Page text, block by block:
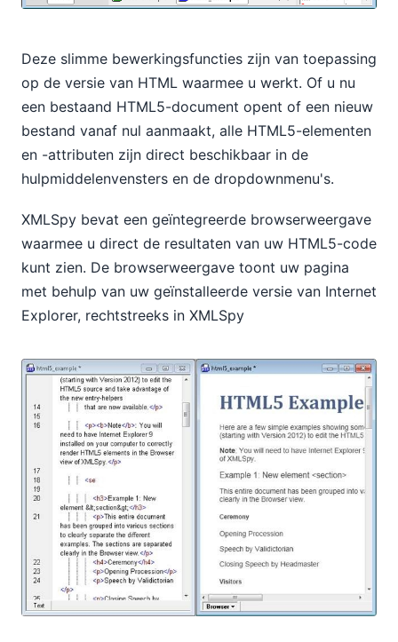
Deze slimme bewerkingsfuncties zijn van toepassing
op de versie van HTML waarmee u werkt. Of u nu
een bestaand HTML5-document opent of een nieuw
bestand vanaf nul aanmaakt, alle HTML5-elementen
en -attributen zijn direct beschikbaar in de
hulpmiddelenvensters en de dropdownmenu's.
XMLSpy bevat een geïntegreerde browserweergave
waarmee u direct de resultaten van uw HTML5-code
kunt zien. De browserweergave toont uw pagina
met behulp van uw geïnstalleerde versie van Internet
Explorer, rechtstreeks in XMLSpy